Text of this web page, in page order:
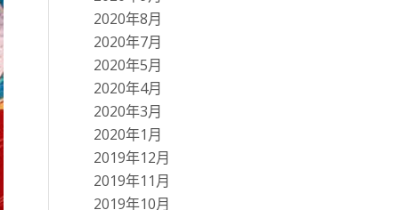
2020年8月
2020年7月
2020年5月
2020年4月
2020年3月
2020年1月
2019年12月
2019年11月
2019年10月